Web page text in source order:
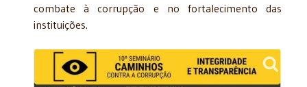
combate à corrupção e no fortalecimento das
instituições.